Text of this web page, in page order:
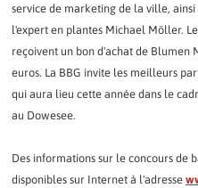
service de marketing de la ville,
l'expert en plantes Michael Möller.
reçoivent un bon d'achat de Blumen
euros. La BBG invite les meilleurs
qui aura lieu cette année dans le
au Dowesee.
Des informations sur le concours de
disponibles sur Internet à l'adresse